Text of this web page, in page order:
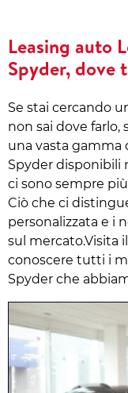
Leasing auto
Spyder, dove
Se stai cercando
non sai dove farlo,
una vasta gamma
Spyder disponibili
ci sono sempre
Ciò che ci
personalizzata e i
sul mercato.Visita
conoscere tutti i
Spyder che